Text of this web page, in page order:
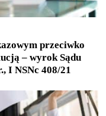
przeciwko
– wyrok Sądu
I NSNc 408/21